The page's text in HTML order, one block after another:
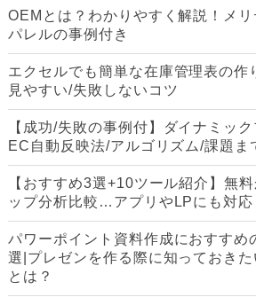
OEMとは？わかりやすく解説！メ
パレルの事例付き
エクセルでも簡単な在庫管理表の
見やすい/失敗しないコツ
【成功/失敗の事例付】ダイナミッ
EC自動反映法/アルゴリズム/課題ま
【おすすめ3選+10ツール紹介】無
ップ分析比較…アプリやLPにも対応
パワーポイント資料作成におすすめ
選|プレゼンを作る際に知っておきた
とは？